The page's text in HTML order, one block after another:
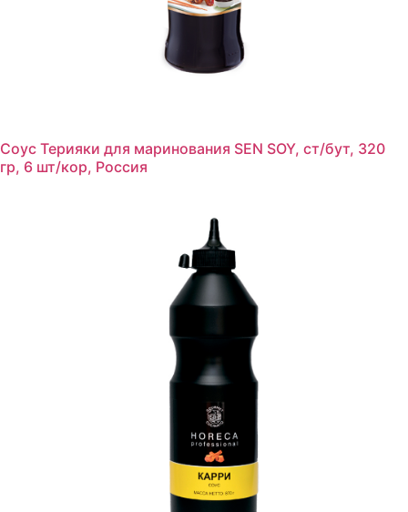
Соус Терияки для маринования SEN SOY, ст/бут, 320
гр, 6 шт/кор, Россия